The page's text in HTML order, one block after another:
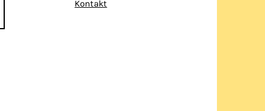
Kontakt